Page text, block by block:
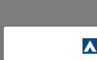
INFORMATION